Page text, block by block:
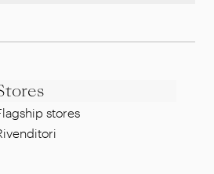
stores